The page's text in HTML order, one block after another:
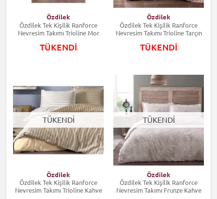
Özdilek
Özdilek Tek Kişilik Ranforce
Nevresim Takımı Trioline Mor
TÜKENDİ
Özdilek
Özdilek Tek Kişilik Ranforce
Nevresim Takımı Trioline Tarçın
TÜKENDİ
TÜKENDİ
Özdilek
Özdilek Tek Kişilik Ranforce
Nevresim Takımı Trioline Kahve
TÜKENDİ
Özdilek
Özdilek Tek Kişilik Ranforce
Nevresim Takımı Frunze Kahve